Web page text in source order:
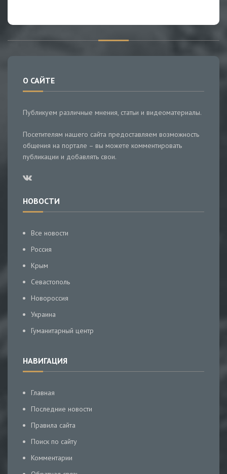
О САЙТЕ
Публикуем различные мнения, статьи и видеоматериалы.
Посетителям нашего сайта предоставляем возможность
общения на портале – вы можете комментировать
публикации и добавлять свои.
НОВОСТИ
Все новости
Россия
Крым
Севастополь
Новороссия
Украина
Гуманитарный центр
НАВИГАЦИЯ
Главная
Последние новости
Правила сайта
Поиск по сайту
Комментарии